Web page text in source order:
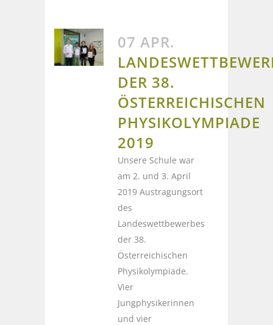
07 APR.
DER 38.
ÖSTERREICHISCHEN
PHYSIKOLYMPIADE
2019
Unsere Schule war
am 2. und 3. April
2019 Austragungsort
des
Landeswettbewerbes
der 38.
Österreichischen
Physikolympiade.
Vier
Jungphysikerinnen
und vier